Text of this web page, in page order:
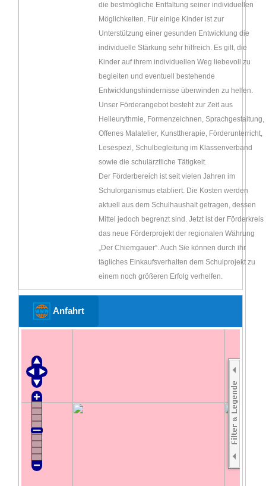
die bestmögliche Entfaltung seiner individuellen
Möglichkeiten. Für einige Kinder ist zur
Unterstützung einer gesunden Entwicklung die
individuelle Stärkung sehr hilfreich. Es gilt, die
Kinder auf ihrem individuellen Weg liebevoll zu
begleiten und eventuell bestehende
Entwicklungshindernisse überwinden zu helfen.
Unser Förderangebot besteht zur Zeit aus
Heileurythmie, Formenzeichnen, Sprachgestaltung,
Offenes Malatelier, Kunsttherapie, Förderunterricht,
Lesespezl, Schulbegleitung im Klassenverband
sowie die schulärztliche Tätigkeit.
Der Förderbereich ist seit vielen Jahren im
Schulorganismus etabliert. Die Kosten werden
aktuell aus dem Schulhaushalt getragen, dessen
Mittel jedoch begrenzt sind. Jetzt ist der Förderkreis
das neue Förderprojekt der regionalen Währung
„Der Chiemgauer“. Auch Sie können durch ihr
tägliches Einkaufsverhalten dem Schulprojekt zu
einem noch größeren Erfolg verhelfen.
Anfahrt